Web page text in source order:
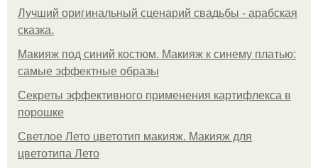
Лучший оригинальный сценарий свадьбы - арабская
сказка.
Макияж под синий костюм. Макияж к синему платью:
самые эффектные образы
Секреты эффективного применения картифлекса в
порошке
Светлое Лето цветотип макияж. Макияж для
цветотипа Лето